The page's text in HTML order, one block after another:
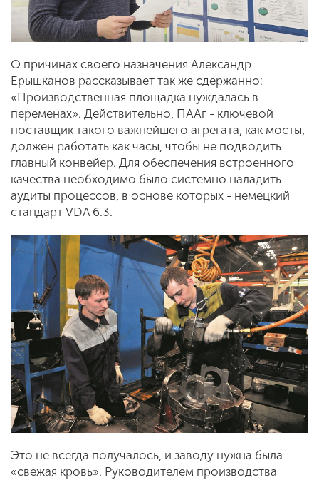
О причинах своего назначения Александр
Ерышканов рассказывает так же сдержанно:
«Производственная площадка нуждалась в
переменах». Действительно, ПААг - ключевой
поставщик такого важнейшего агрегата, как мосты,
должен работать как часы, чтобы не подводить
главный конвейер. Для обеспечения встроенного
качества необходимо было системно наладить
аудиты процессов, в основе которых - немецкий
стандарт VDA 6.3.
Это не всегда получалось, и заводу нужна была
«свежая кровь». Руководителем производства